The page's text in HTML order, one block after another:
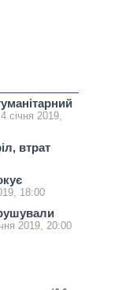
4 січня 2019,
втрат
18:00
2019, 20:00